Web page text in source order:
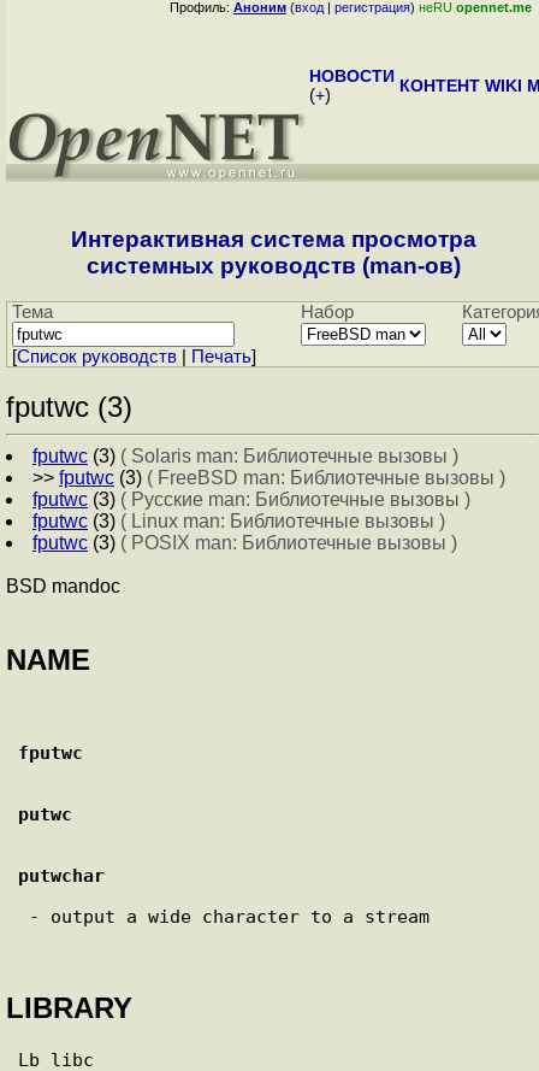
Профиль: Аноним (вход | регистрация) неRU opennet.me
НОВОСТИ
(+) КОНТЕНТ WIKI
Интерактивная система просмотра
системных руководств (man-ов)
Тема Набор
[Cписок руководств Печать]
fputwc (3)
fputwc (3) ( Solaris man: Библиотечные вызовы )
>> fputwc (3) ( FreeBSD man: Библиотечные вызовы )
fputwc (3) ( Русские man: Библиотечные вызовы )
fputwc (3) ( Linux man: Библиотечные вызовы )
fputwc (3) ( POSIX man: Библиотечные вызовы )
BSD mandoc
NAME
fputwc
putwc
putwchar
LIBRARY
Lb libc